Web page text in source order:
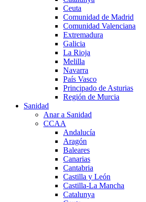
Ceuta
Comunidad de Madrid
Comunidad Valenciana
Extremadura
Galicia
La Rioja
Melilla
Navarra
País Vasco
Principado de Asturias
Región de Murcia
Sanidad
Anar a Sanidad
CCAA
Andalucía
Aragón
Baleares
Canarias
Cantabria
Castilla y León
Castilla-La Mancha
Catalunya